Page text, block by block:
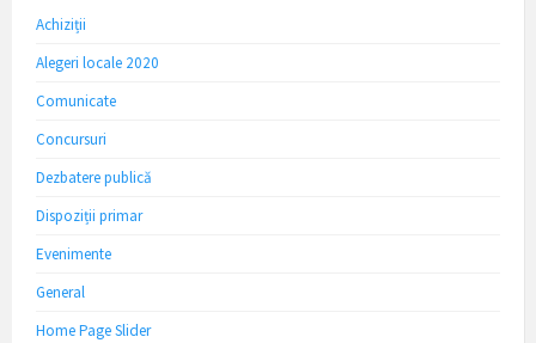
Achiziții
Alegeri locale 2020
Comunicate
Concursuri
Dezbatere publică
Dispoziții primar
Evenimente
General
Home Page Slider